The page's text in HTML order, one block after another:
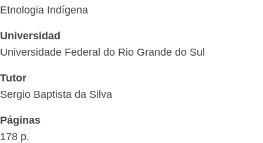
Etnologia Indígena
Universidad
Universidade Federal do Rio Grande do Sul
Tutor
Sergio Baptista da Silva
Páginas
178 p.